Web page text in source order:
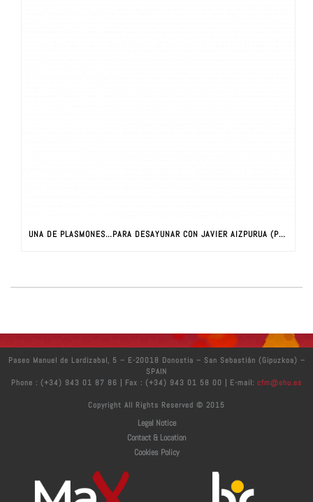
UNA DE PLASMONES…PARA DESAYUNAR CON JAVIER AIZPURUA (PARTE I)
Paseo Manuel de Lardizabal, 5 – E-20018 Donostia – San Sebastián (Gipuzkoa) –
SPAIN
Phone : (+34) 943 01 87 86 | Fax : (+34) 943 01 58 00 | E-mail: cfm@ehu.es
Copyright All Rights Reserved © 2015
Legal Notice
Contact & Location
Cookies Policy